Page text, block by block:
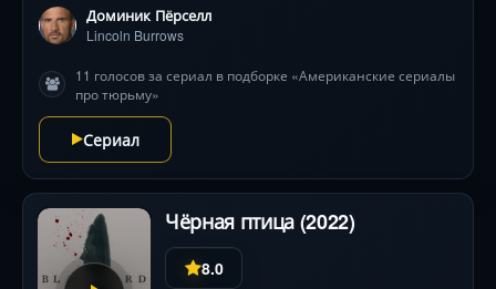
Доминик Пёрселл
Lincoln Burrows
11 голосов за сериал в подборке «Американские сериалы
про тюрьму»
Сериал
Чёрная птица (2022)
8.0